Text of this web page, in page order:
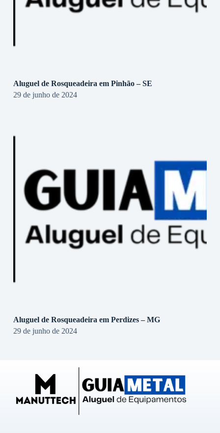
Aluguel de Rosqueadeira em Pinhão – SE
29 de junho de 2024
Aluguel de Rosqueadeira em Perdizes – MG
29 de junho de 2024